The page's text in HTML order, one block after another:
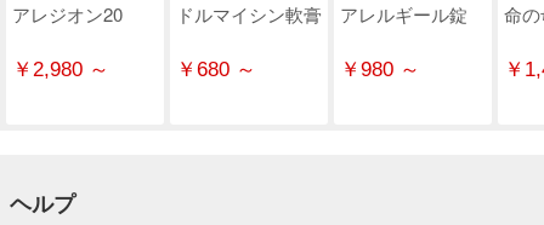
アレジオン20
￥2,980 ～
ドルマイシン軟膏
￥680 ～
アレルギール錠
￥980 ～
命
￥
ヘルプ